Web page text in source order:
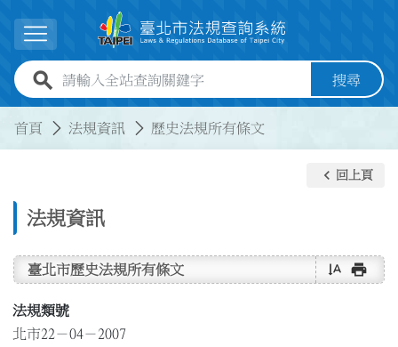
展開選單
全站查詢關鍵字欄位 搜尋
首頁 法規資訊 歷史法規所有條文
法規資訊
keyboard_arrow_left 回上頁
臺北市歷史法規所有條文 text_rotate_vertical print
法規類號
北市22－04－2007